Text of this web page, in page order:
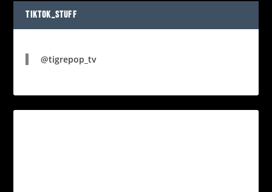
TIKTOK_STUFF
@tigrepop_tv